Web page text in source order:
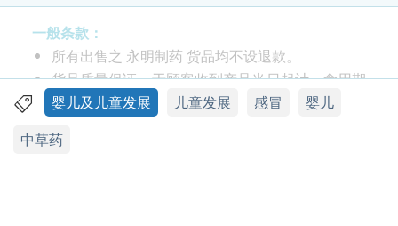
香港
包装
12瓶
功效
永明牛黄天麻七厘散为经典儿科良药，产品选用多种
一般条款：
所有出售之 永明制药 货品均不设退款。
货品质量保证，于顾客收到产品当日起计，食用期
应最少有9个月或以上。
如有任何争议，香港永明药业有限公司 及 健康网
婴儿及儿童发展 儿童发展 感冒
婴儿
中草药